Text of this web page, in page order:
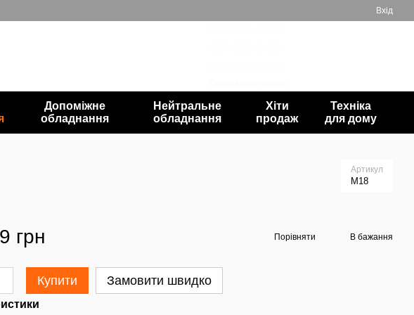
Вхід
Допоміжне
обладнання
Нейтральне
обладнання
Хіти
продаж
Техніка
для дому
Артикул
M18
грн Порівняти В бажання
Купити Замовити швидко